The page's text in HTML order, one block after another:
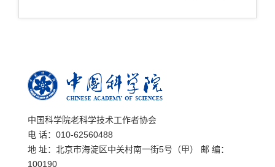
中国科学院老科学技术工作者协会
电 话：010-62560488
地 址：北京市海淀区中关村南一街5号（甲） 邮 编：
100190